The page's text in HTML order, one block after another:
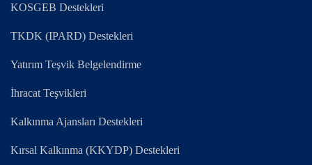
KOSGEB Destekleri
TKDK (IPARD) Destekleri
Yatırım Teşvik Belgelendirme
İhracat Teşvikleri
Kalkınma Ajansları Destekleri
Kırsal Kalkınma (KKYDP) Destekleri